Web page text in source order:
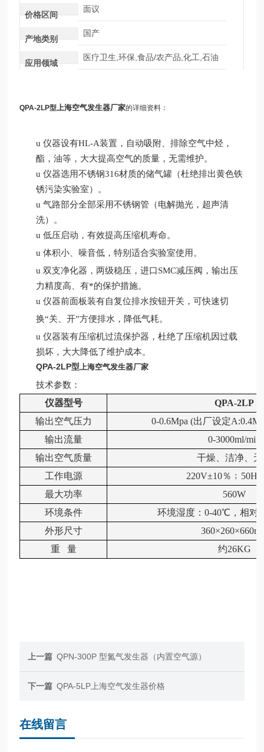
价格区间
面议
产地类别
国产
应用领域
医疗卫生,环保,食品/农产品,化工,石油
QPA-2LP型 上海空气发生器厂家的详细资料：
u仪器设有HL-A装置，自动吸附 、排除空气中烃，
酯，油等，大大提高空气的质量，无需维护。
u仪器选用不锈钢316材质的储气罐（杜绝排出黄色铁
锈污染实验室）。
u气路部分全部采用不锈钢管（电解抛光，超声清
洗）。
u低压启动，有效提高压缩机寿命。
u体积小
噪音低，特别适合实验室使用。
u双支净化器，两级稳压，进口SMC减压阀，输出压
力精度高、有*的保护措施。
u仪器前面板装有自复位排水按钮开关，可快速切
换“关、开”方便排水，降低气耗。
u仪器装有压缩机过流保护器，杜绝了压缩机因过载
损坏，大大降低了维护成本。
QPA-2LP型 上海空气发生器厂家
技术参数：
仪器型号
QPA-2LP
输出空气压力
0-0.6Mpa (出厂设定
输出流量
0-3000ml/min
输出空气质量
干燥、洁净、
工作电源
220V±10％﹔ 50HZ
最大功率
560W
环境条件
环境湿度：0-40℃，相对
外形尺寸
重
量 约26KG
上一篇 QPN-300P 型氮气发生器（内置空气源）
下一篇 QPA-5LP上海空气发生器价格
在线留言